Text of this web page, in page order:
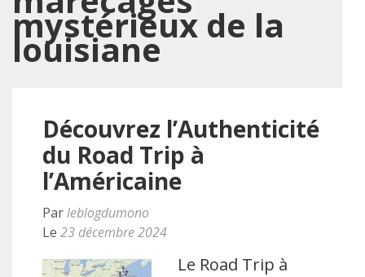
mystérieux de la
louisiane
Découvrez l’Authenticité
du Road Trip à
l’Américaine
Parleblogdumono
Le 23 décembre 2024
Le Road Trip à